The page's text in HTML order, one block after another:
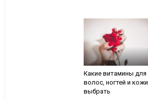
Какие витамины для
волос, ногтей и кожи
выбрать